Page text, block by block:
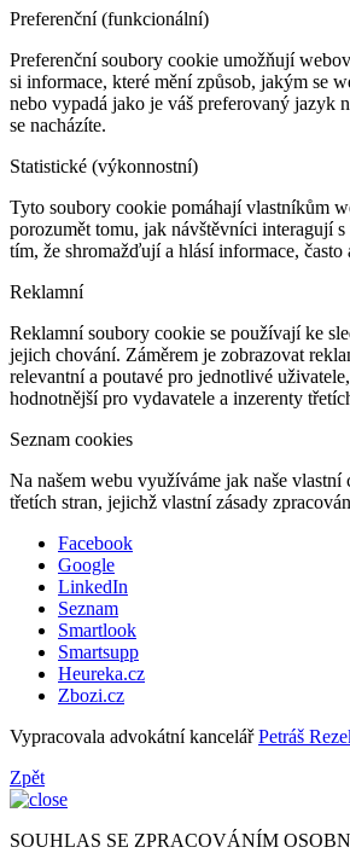
Preferenční (funkcionální)
Preferenční soubory cookie umožňují
si informace, které mění způsob, jakým se
nebo vypadá jako je váš preferovaný jazyk
se nacházíte.
Statistické (výkonnostní)
Tyto soubory cookie pomáhají vlastníkům
porozumět tomu, jak návštěvníci interagují
tím, že shromažďují a hlásí informace, často
Reklamní
Reklamní soubory cookie se používají ke
jejich chování. Záměrem je zobrazovat
relevantní a poutavé pro jednotlivé
hodnotnější pro vydavatele a inzerenty
Seznam cookies
Na našem webu využíváme jak naše vlastní
třetích stran, jejichž vlastní zásady
Facebook
Google
LinkedIn
Seznam
Smartlook
Smartsupp
Heureka.cz
Zbozi.cz
Vypracovala advokátní kancelářPetráš
Zpět
SOUHLAS SE ZPRACOVÁNÍM